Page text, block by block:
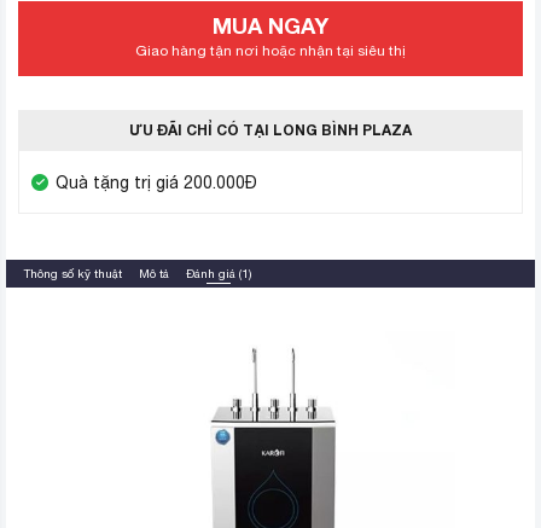
MUA NGAY
Giao hàng tận nơi hoặc nhận tại siêu thị
ƯU ĐÃI CHỈ CÓ TẠI LONG BÌNH PLAZA
Quà tặng trị giá 200.000Đ
Thông số kỹ thuật Mô tả Đánh giá (1)